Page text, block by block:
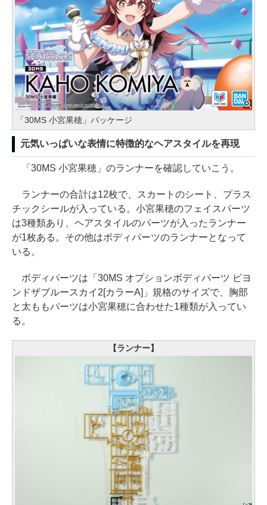
「30MS 小宮果穂」パッケージ
元気いっぱいな表情に特徴的なヘアスタイルを再現
「30MS 小宮果穂」のランナーを確認していこう。
ランナーの合計は12枚で、スカートのシート、プラス
チックシールが入っている。小宮果穂のフェイスパーツ
は3種類あり、ヘアスタイルのパーツが入ったランナー
が1枚ある。その他はボディパーツのランナーとなって
いる。
ボディパーツは「30MS オプションボディパーツ ビヨ
ンドザブルースカイ2[カラーA]」規格のサイズで、胸部
と太ももパーツは小宮果穂に合わせた1種類が入ってい
る。
【ランナー】